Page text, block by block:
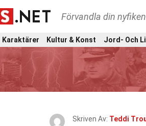
Förvandla din
Karaktärer Kultur & Konst Jord- Och
Skriven Av: Teddi